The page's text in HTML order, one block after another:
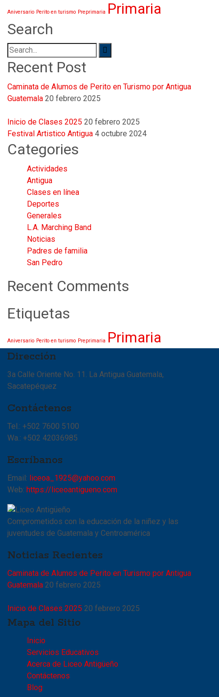
Aniversario Perito en turismo Preprimaria Primaria
Search
Search
for:
Recent Post
Caminata de Alumos de Perito en Turismo por Antigua
Guatemala 20 febrero 2025
Inicio de Clases 2025 20 febrero 2025
Festival Artistico Antigua 4 octubre 2024
Categories
Actividades
Antigua
Clases en línea
Deportes
Generales
L.A. Marching Band
Noticias
Padres de familia
San Pedro
Recent Comments
Etiquetas
Aniversario Perito en turismo Preprimaria Primaria
Dirección
3a Calle Oriente No. 11. La Antigua Guatemala,
Sacatepéquez
Contáctenos
Tel.: +502 7600 5100
Wa.: +502 42036985
Escríbanos
Email: liceoa_1925@yahoo.com
Web: https://liceoantigueno.com
Comprometidos con la educación de la niñez y las
juventudes de Guatemala y Centroamérica
Noticias Recientes
Caminata de Alumos de Perito en Turismo por Antigua
Guatemala 20 febrero 2025
Inicio de Clases 2025 20 febrero 2025
Mapa del Sitio
Inicio
Servicios Educativos
Acerca de Liceo Antigüeño
Contáctenos
Blog